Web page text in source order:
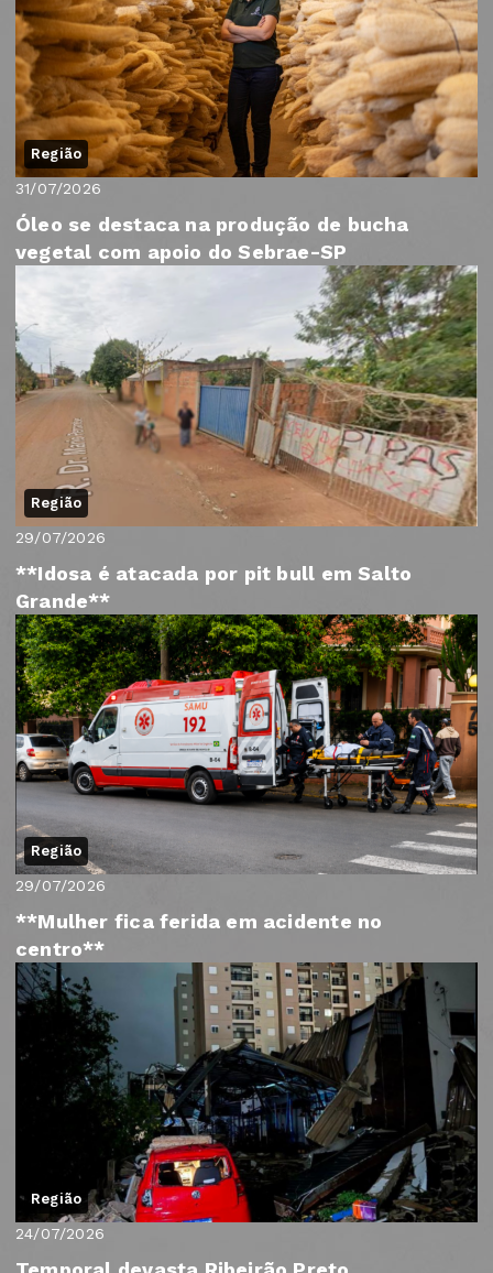
Região
31/07/2026
Óleo se destaca na produção de bucha
vegetal com apoio do Sebrae-SP
Região
29/07/2026
**Idosa é atacada por pit bull em Salto
Grande**
Região
29/07/2026
**Mulher fica ferida em acidente no
centro**
Região
24/07/2026